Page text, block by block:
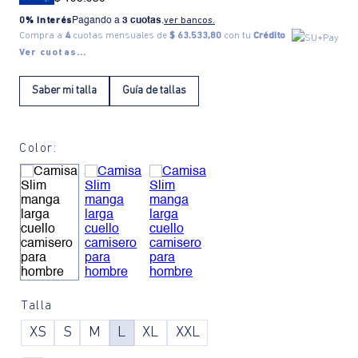
0% Interés Pagando a 3 cuotas.ver bancos.
Compra a 4cuotas mensuales de $ 63.533,80 con tu Crédito
Ver cuotas...
Saber mi talla Guía de tallas
Color:
Talla
XS S M L XL XXL